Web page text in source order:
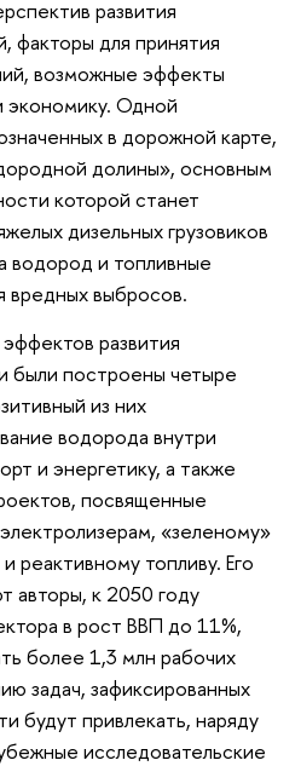
развития
факторы для принятия
возможные эффекты
экономику. Одной
в дорожной карте,
долины», основным
которой станет
дизельных грузовиков
водород и топливные
вредных выбросов.
развития
были построены четыре
из них
водорода внутри
и энергетику, а также
посвященные
«зеленому»
реактивному топливу. Его
авторы, к 2050 году
в рост ВВП до 11%,
более 1,3 млн рабочих
задач, зафиксированных
будут привлекать, наряду
исследовательские